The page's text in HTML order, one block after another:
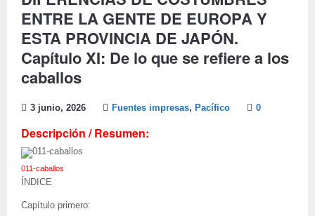
ENTRE LA GENTE DE EUROPA Y
ESTA PROVINCIA DE JAPÓN.
Capítulo XI: De lo que se refiere a los
caballos
3 junio, 2026 Fuentes impresas, Pacífico 0
Descripción / Resumen:
011-caballos
ÍNDICE
Capítulo primero: